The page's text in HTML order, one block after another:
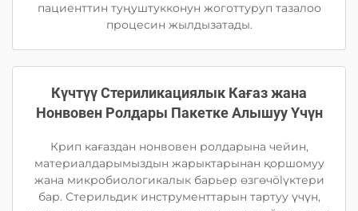
пациенттин туңуштукконун жоготтуруп тазалоо
процесин жылдызатады.
Күчтүү Стериликациялык Кағаз жана
Нонвовен Ролдары Пакетке Алышуу Үчүн
Крип кағаздан нонвовен ролдарына чейин,
материалдарымыздын жарыктарынан қоршомуу
жана микробиологикалык барьер өзгөчölүктери
бар. Стерильдик инструменттарын тартуу үчүн,